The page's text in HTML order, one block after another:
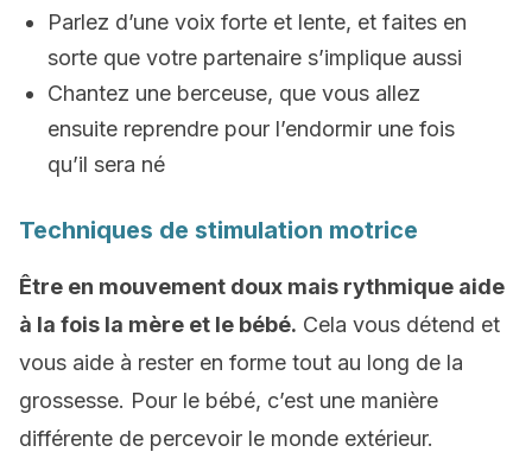
Parlez d’une voix forte et lente, et faites en
sorte que votre partenaire s’implique aussi
Chantez une berceuse, que vous allez
ensuite reprendre pour l’endormir une fois
qu’il sera né
Techniques de stimulation motrice
Être en mouvement doux mais rythmique aide
à la fois la mère et le bébé. Cela vous détend et
vous aide à rester en forme tout au long de la
grossesse. Pour le bébé, c’est une manière
différente de percevoir le monde extérieur.